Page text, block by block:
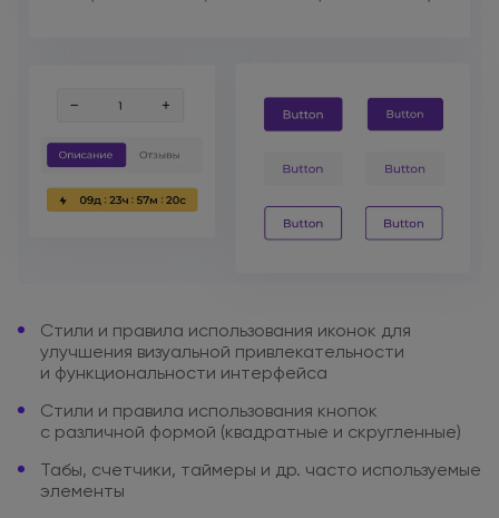
Стили и правила использования иконок для
улучшения визуальной привлекательности
и функциональности интерфейса
Стили и правила использования кнопок
с различной формой (квадратные и скругленные)
Табы, счетчики, таймеры и др. часто используемые
элементы